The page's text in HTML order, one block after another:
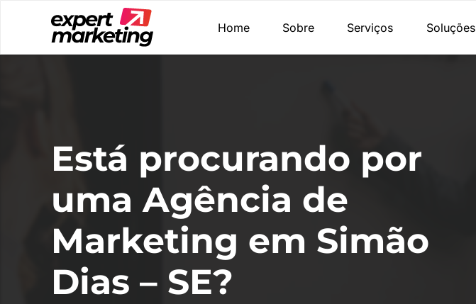
Home Sobre Serviços Soluções
Está procurando por
uma Agência de
Marketing em Simão
Dias – SE?